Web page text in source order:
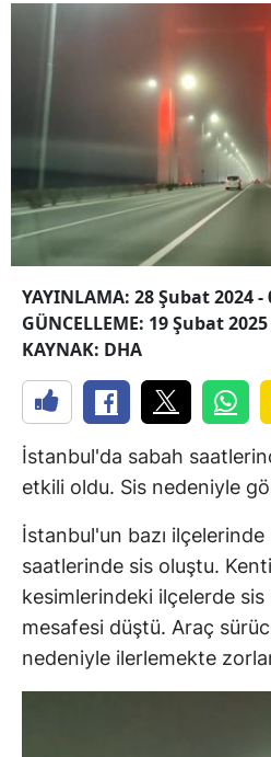
YAYINLAMA: 28 Şubat 2024 -
GÜNCELLEME: 19 Şubat
KAYNAK: DHA
İstanbul'da sabah
etkili oldu. Sis nedeniyle
İstanbul'un bazı ilçelerinde
saatlerinde sis oluştu.
kesimlerindeki ilçelerde
mesafesi düştü. Araç
nedeniyle ilerlemekte